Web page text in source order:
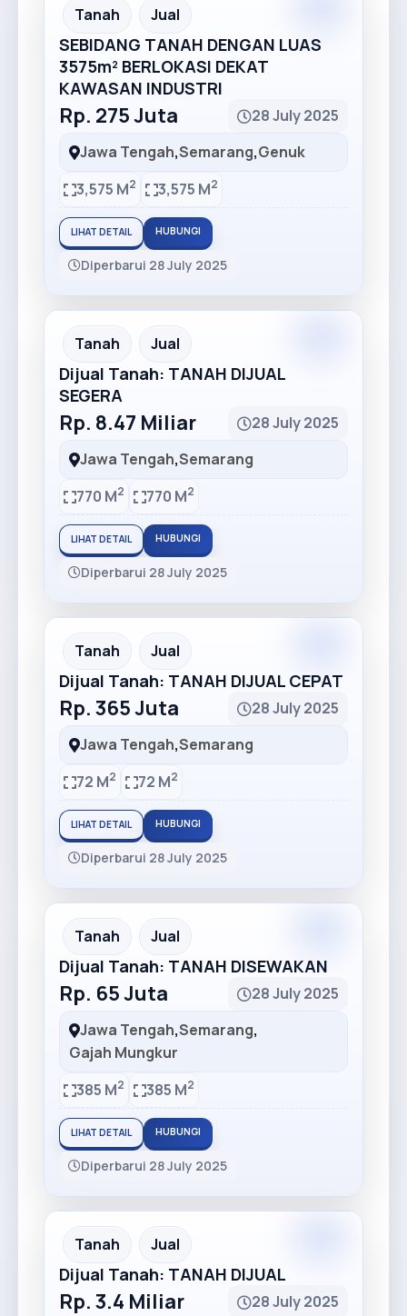
Recommended
Tanah Jual
SEBIDANG TANAH DENGAN LUAS
3575m² BERLOKASI DEKAT
KAWASAN INDUSTRI
Rp. 275 Juta
28 July 2025
Jawa Tengah,Semarang,Genuk
3,575 M2 3,575 M2
LIHAT DETAIL HUBUNGI
Diperbarui 28 July 2025
Recommended
Tanah Jual
Dijual Tanah: TANAH DIJUAL
SEGERA
Rp. 8.47 Miliar
28 July 2025
Jawa Tengah,Semarang
770 M2 770 M2
LIHAT DETAIL HUBUNGI
Diperbarui 28 July 2025
Recommended
Tanah Jual
Dijual Tanah: TANAH DIJUAL CEPAT
Rp. 365 Juta
28 July 2025
Jawa Tengah,Semarang
72 M2 72 M2
LIHAT DETAIL HUBUNGI
Diperbarui 28 July 2025
Recommended
Tanah Jual
Dijual Tanah: TANAH DISEWAKAN
Rp. 65 Juta
28 July 2025
Jawa Tengah,Semarang,
Gajah Mungkur
385 M2 385 M2
LIHAT DETAIL HUBUNGI
Diperbarui 28 July 2025
Recommended
Tanah Jual
Dijual Tanah: TANAH DIJUAL
Rp. 3.4 Miliar
28 July 2025